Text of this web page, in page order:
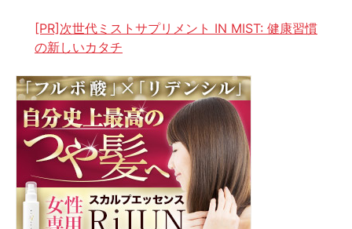
[PR]次世代ミストサプリメント IN MIST: 健康習慣
の新しいカタチ